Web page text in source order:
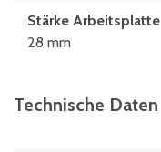
Stärke Arbeitsplatte
28 mm
Technische Daten